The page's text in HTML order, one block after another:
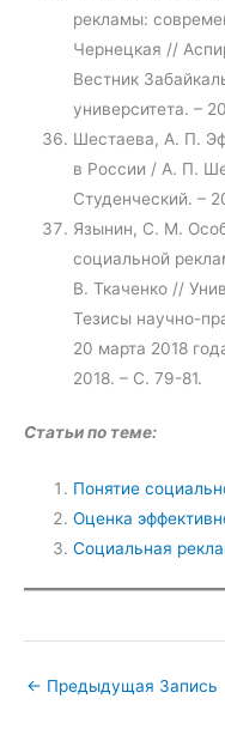
рекламы:
Чернецкая //
Вестник
университета. –
Шестаева, А. П.
в России / А. П.
Студенческий. –
Язынин, С. М.
социальной
В. Ткаченко //
Тезисы научно-
20 марта 2018
2018. – С. 79-81.
Статьи по теме:
Понятие
Оценка
Социальная
← Предыдущая Запись